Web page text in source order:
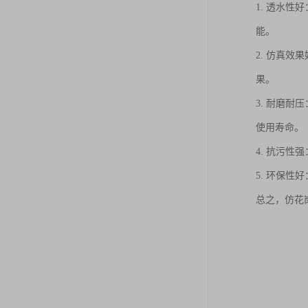
1. 透水性
能。
2. 仿真效果
果。
3. 耐磨耐压
使用寿命。
4. 抗污性强
5. 环保性好
总之，仿花